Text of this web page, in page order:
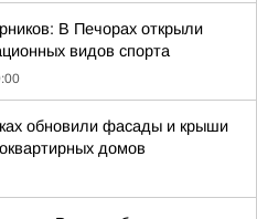
В Печорах открыли
видов спорта
обновили фасады и крыши
домов